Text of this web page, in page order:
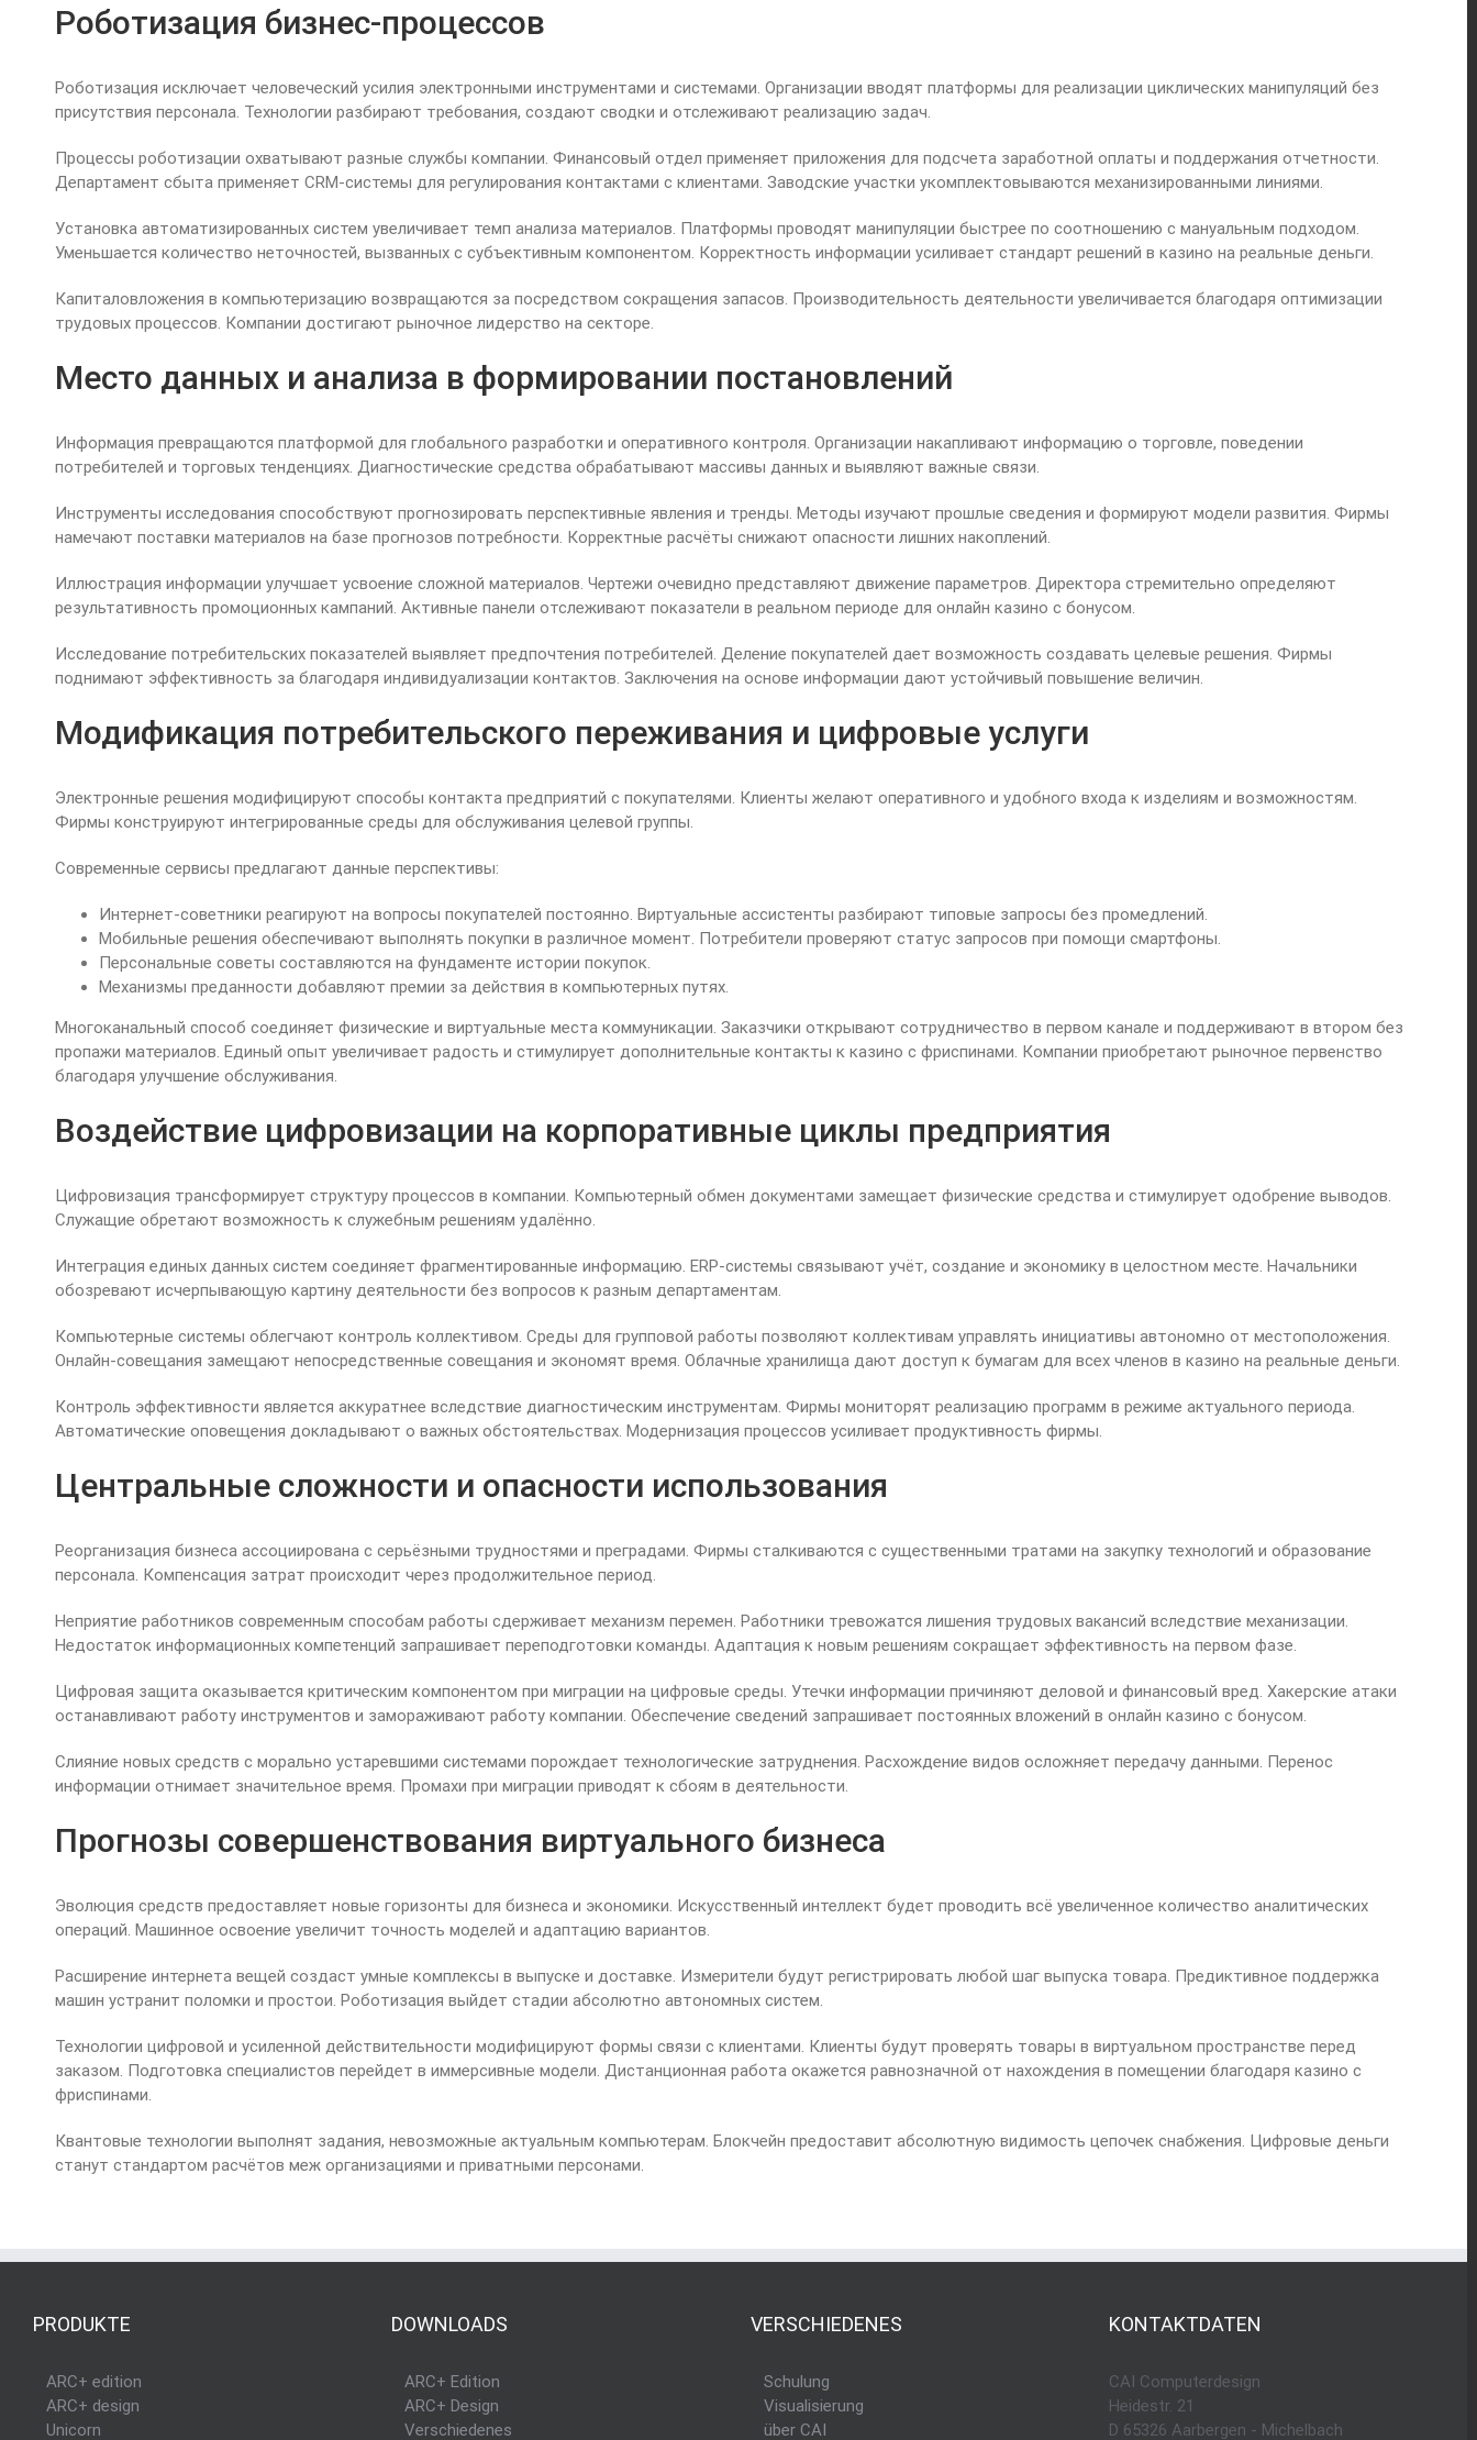
Роботизация бизнес-процессов
Роботизация исключает человеческий усилия электронными инструментами и системами. Организации вводят платформы для реализации циклических манипуляций без
присутствия персонала. Технологии разбирают требования, создают сводки и отслеживают реализацию задач.
Процессы роботизации охватывают разные службы компании. Финансовый отдел применяет приложения для подсчета заработной оплаты и поддержания отчетности.
Департамент сбыта применяет CRM-системы для регулирования контактами с клиентами. Заводские участки укомплектовываются механизированными линиями.
Установка автоматизированных систем увеличивает темп анализа материалов. Платформы проводят манипуляции быстрее по соотношению с мануальным подходом.
Уменьшается количество неточностей, вызванных с субъективным компонентом. Корректность информации усиливает стандарт решений в казино на реальные деньги.
Капиталовложения в компьютеризацию возвращаются за посредством сокращения запасов. Производительность деятельности увеличивается благодаря оптимизации
трудовых процессов. Компании достигают рыночное лидерство на секторе.
Место данных и анализа в формировании постановлений
Информация превращаются платформой для глобального разработки и оперативного контроля. Организации накапливают информацию о торговле, поведении
потребителей и торговых тенденциях. Диагностические средства обрабатывают массивы данных и выявляют важные связи.
Инструменты исследования способствуют прогнозировать перспективные явления и тренды. Методы изучают прошлые сведения и формируют модели развития. Фирмы
намечают поставки материалов на базе прогнозов потребности. Корректные расчёты снижают опасности лишних накоплений.
Иллюстрация информации улучшает усвоение сложной материалов. Чертежи очевидно представляют движение параметров. Директора стремительно определяют
результативность промоционных кампаний. Активные панели отслеживают показатели в реальном периоде для онлайн казино с бонусом.
Исследование потребительских показателей выявляет предпочтения потребителей. Деление покупателей дает возможность создавать целевые решения. Фирмы
поднимают эффективность за благодаря индивидуализации контактов. Заключения на основе информации дают устойчивый повышение величин.
Модификация потребительского переживания и цифровые услуги
Электронные решения модифицируют способы контакта предприятий с покупателями. Клиенты желают оперативного и удобного входа к изделиям и возможностям.
Фирмы конструируют интегрированные среды для обслуживания целевой группы.
Современные сервисы предлагают данные перспективы:
Интернет-советники реагируют на вопросы покупателей постоянно. Виртуальные ассистенты разбирают типовые запросы без промедлений.
Мобильные решения обеспечивают выполнять покупки в различное момент. Потребители проверяют статус запросов при помощи смартфоны.
Персональные советы составляются на фундаменте истории покупок.
Механизмы преданности добавляют премии за действия в компьютерных путях.
Многоканальный способ соединяет физические и виртуальные места коммуникации. Заказчики открывают сотрудничество в первом канале и поддерживают в втором без
пропажи материалов. Единый опыт увеличивает радость и стимулирует дополнительные контакты к казино с фриспинами. Компании приобретают рыночное первенство
благодаря улучшение обслуживания.
Воздействие цифровизации на корпоративные циклы предприятия
Цифровизация трансформирует структуру процессов в компании. Компьютерный обмен документами замещает физические средства и стимулирует одобрение выводов.
Служащие обретают возможность к служебным решениям удалённо.
Интеграция единых данных систем соединяет фрагментированные информацию. ERP-системы связывают учёт, создание и экономику в целостном месте. Начальники
обозревают исчерпывающую картину деятельности без вопросов к разным департаментам.
Компьютерные системы облегчают контроль коллективом. Среды для групповой работы позволяют коллективам управлять инициативы автономно от местоположения.
Онлайн-совещания замещают непосредственные совещания и экономят время. Облачные хранилища дают доступ к бумагам для всех членов в казино на реальные деньги.
Контроль эффективности является аккуратнее вследствие диагностическим инструментам. Фирмы мониторят реализацию программ в режиме актуального периода.
Автоматические оповещения докладывают о важных обстоятельствах. Модернизация процессов усиливает продуктивность фирмы.
Центральные сложности и опасности использования
Реорганизация бизнеса ассоциирована с серьёзными трудностями и преградами. Фирмы сталкиваются с существенными тратами на закупку технологий и образование
персонала. Компенсация затрат происходит через продолжительное период.
Неприятие работников современным способам работы сдерживает механизм перемен. Работники тревожатся лишения трудовых вакансий вследствие механизации.
Недостаток информационных компетенций запрашивает переподготовки команды. Адаптация к новым решениям сокращает эффективность на первом фазе.
Цифровая защита оказывается критическим компонентом при миграции на цифровые среды. Утечки информации причиняют деловой и финансовый вред. Хакерские атаки
останавливают работу инструментов и замораживают работу компании. Обеспечение сведений запрашивает постоянных вложений в онлайн казино с бонусом.
Слияние новых средств с морально устаревшими системами порождает технологические затруднения. Расхождение видов осложняет передачу данными. Перенос
информации отнимает значительное время. Промахи при миграции приводят к сбоям в деятельности.
Прогнозы совершенствования виртуального бизнеса
Эволюция средств предоставляет новые горизонты для бизнеса и экономики. Искусственный интеллект будет проводить всё увеличенное количество аналитических
операций. Машинное освоение увеличит точность моделей и адаптацию вариантов.
Расширение интернета вещей создаст умные комплексы в выпуске и доставке. Измерители будут регистрировать любой шаг выпуска товара. Предиктивное поддержка
машин устранит поломки и простои. Роботизация выйдет стадии абсолютно автономных систем.
Технологии цифровой и усиленной действительности модифицируют формы связи с клиентами. Клиенты будут проверять товары в виртуальном пространстве перед
заказом. Подготовка специалистов перейдет в иммерсивные модели. Дистанционная работа окажется равнозначной от нахождения в помещении благодаря казино с
фриспинами.
Квантовые технологии выполнят задания, невозможные актуальным компьютерам. Блокчейн предоставит абсолютную видимость цепочек снабжения. Цифровые деньги
станут стандартом расчётов меж организациями и приватными персонами.
PRODUKTE
ARC+ edition
ARC+ design
Unicorn
DOWNLOADS
ARC+ Edition
ARC+ Design
Verschiedenes
VERSCHIEDENES
Schulung
Visualisierung
über CAI
KONTAKTDATEN
CAI Computerdesign
Heidestr. 21
D 65326 Aarbergen - Michelbach